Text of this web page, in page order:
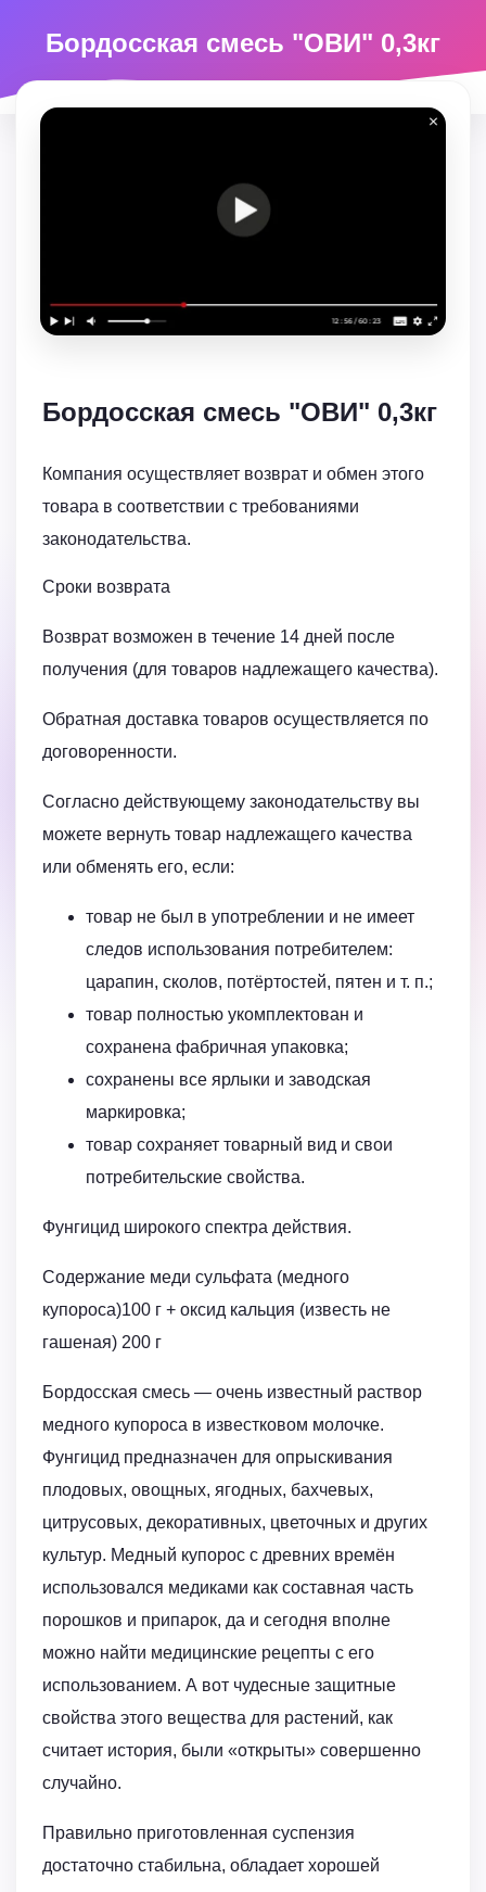
Бордосская смесь "ОВИ" 0,3кг
Бордосская смесь "ОВИ" 0,3кг
Компания осуществляет возврат и обмен этого
товара в соответствии с требованиями
законодательства.
Сроки возврата
Возврат возможен в течение 14 дней после
получения (для товаров надлежащего качества).
Обратная доставка товаров осуществляется по
договоренности.
Согласно действующему законодательству вы
можете вернуть товар надлежащего качества
или обменять его, если:
товар не был в употреблении и не имеет
следов использования потребителем:
царапин, сколов, потёртостей, пятен и т. п.;
товар полностью укомплектован и
сохранена фабричная упаковка;
сохранены все ярлыки и заводская
маркировка;
товар сохраняет товарный вид и свои
потребительские свойства.
Фунгицид широкого спектра действия.
Содержание меди сульфата (медного
купороса)100 г + оксид кальция (известь не
гашеная) 200 г
Бордосская смесь — очень известный раствор
медного купороса в известковом молочке.
Фунгицид предназначен для опрыскивания
плодовых, овощных, ягодных, бахчевых,
цитрусовых, декоративных, цветочных и других
культур. Медный купорос с древних времён
использовался медиками как составная часть
порошков и припарок, да и сегодня вполне
можно найти медицинские рецепты с его
использованием. А вот чудесные защитные
свойства этого вещества для растений, как
считает история, были «открыты» совершенно
случайно.
Правильно приготовленная суспензия
достаточно стабильна, обладает хорошей